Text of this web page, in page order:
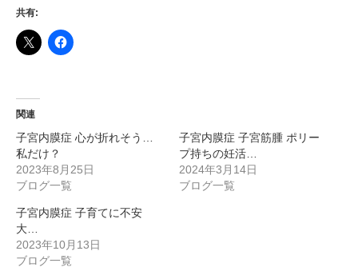
共有:
関連
子宮内膜症 心が折れそう…
私だけ？
2023年8月25日
ブログ一覧
子宮内膜症 子宮筋腫 ポリー
プ持ちの妊活…
2024年3月14日
ブログ一覧
子宮内膜症 子育てに不安
大…
2023年10月13日
ブログ一覧